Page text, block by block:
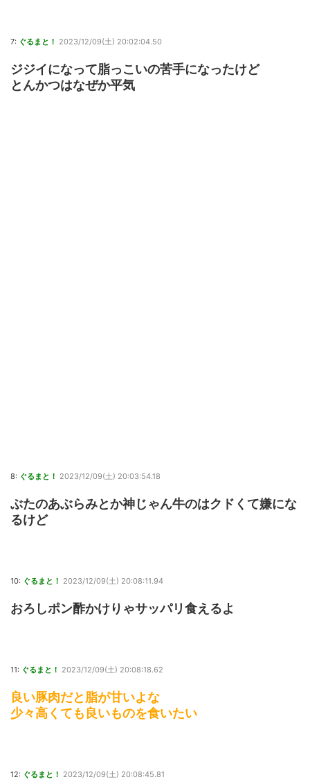
7: ぐるまと！ 2023/12/09(土) 20:02:04.50
ジジイになって脂っこいの苦手になったけど
とんかつはなぜか平気
8: ぐるまと！ 2023/12/09(土) 20:03:54.18
ぶたのあぶらみとか神じゃん牛のはクドくて嫌にな
るけど
10: ぐるまと！ 2023/12/09(土) 20:08:11.94
おろしポン酢かけりゃサッパリ食えるよ
11: ぐるまと！ 2023/12/09(土) 20:08:18.62
良い豚肉だと脂が甘いよな
少々高くても良いものを食いたい
12: ぐるまと！ 2023/12/09(土) 20:08:45.81